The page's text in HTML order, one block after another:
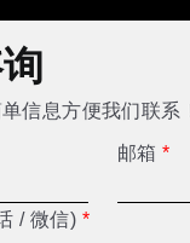
信息方便我们联系
邮箱*
/ 微信) *